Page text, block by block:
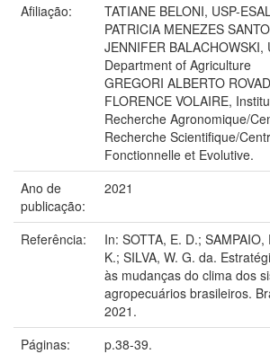
Afiliação:
TATIANE BELONI, USP-
PATRICIA MENEZES
JENNIFER BALACHOWSKI,
Department of Agriculture
GREGORI ALBERTO
FLORENCE VOLAIRE,
Recherche Agronomique/
Recherche Scientifique/
Fonctionnelle et Evolutive.
Ano de
publicação:
2021
Referência:
In: SOTTA, E. D.;
K.; SILVA, W. G. da.
às mudanças do clima dos
agropecuários brasileiros.
2021.
Páginas:
p.38-39.